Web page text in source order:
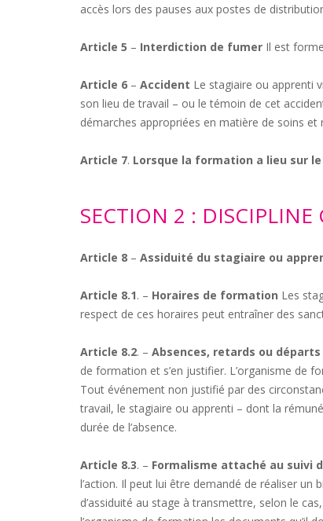
accès lors des pauses aux postes de
Article 5 – Interdiction de fumer Il est
Article 6 – Accident Le stagiaire ou apprenti
son lieu de travail – ou le témoin de cet
démarches appropriées en matière de soins
Article 7. Lorsque la formation a lieu sur
SECTION 2 : DISCIPLINE
Article 8 – Assiduité du stagiaire ou
Article 8.1. – Horaires de formation Les
respect de ces horaires peut entraîner des
Article 8.2. – Absences, retards ou
de formation et s’en justifier. L’organisme de
Tout événement non justifié par des
travail, le stagiaire ou apprenti – dont la
durée de l’absence.
Article 8.3. – Formalisme attaché au suivi
l’action. Il peut lui être demandé de réaliser
d’assiduité au stage à transmettre, selon le